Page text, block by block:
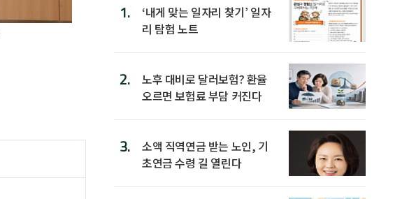
1.
‘내게 맞는 일자리 찾기’ 일자
리 탐험 노트
2.
노후 대비로 달러보험? 환율
오르면 보험료 부담 커진다
3.
소액 직역연금 받는 노인, 기
초연금 수령 길 열린다